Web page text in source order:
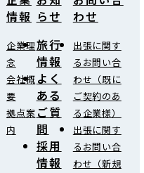
情報
企業理
念
会社概
要
拠点案
内
らせ
旅行
情報
よく
ある
ご質
問
採用
情報
わせ
出張に関す
るお問い合
わせ（既に
ご契約のあ
る企業様）
出張に関す
るお問い合
わせ（新規